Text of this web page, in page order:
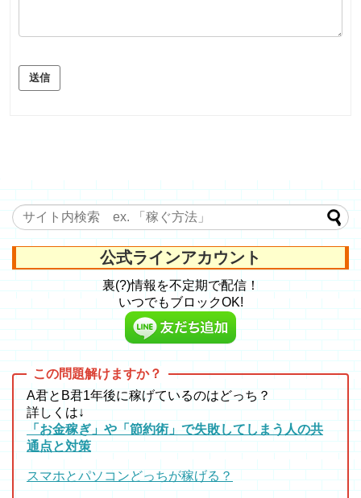
送信
公式ラインアカウント
裏(?)情報を不定期で配信！
いつでもブロックOK!
A君とB君1年後に稼げているのはどっち？
詳しくは↓
「お金稼ぎ」や「節約術」で失敗してしまう人の共
通点と対策
スマホとパソコンどっちが稼げる？